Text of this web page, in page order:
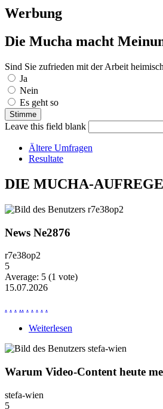
Werbung
Die Mucha macht
Sind Sie zufrieden mit der Arbeit
Auswahlmöglichkeiten
Ja
Nein
Es geht so
Leave this field blank
Ältere Umfragen
Resultate
DIE MUCHA-
News Ne2876
r7e38op2
5
Average: 5 (1 vote)
15.07.2026
. . . .. . . . . .
Weiterlesen
Warum Video-Content heute
stefa-wien
5